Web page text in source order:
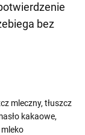
bez
mleczny, tłuszcz
kakaowe,
mleko